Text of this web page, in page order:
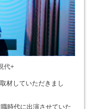
代+
材していただきまし
時代に出演させていた